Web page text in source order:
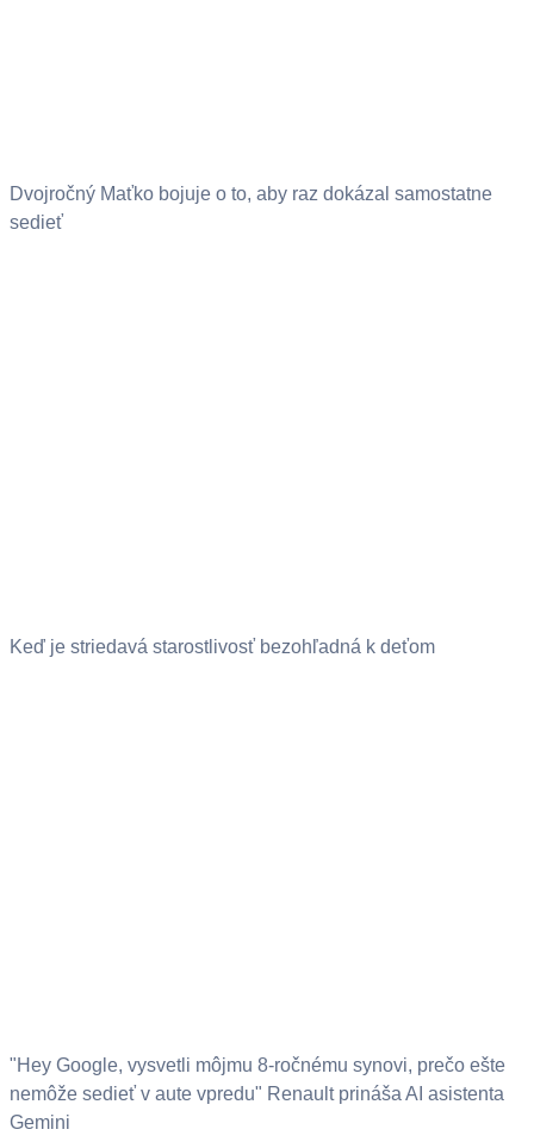
Dvojročný Maťko bojuje o to, aby raz dokázal samostatne
sedieť
Keď je striedavá starostlivosť bezohľadná k deťom
"Hey Google, vysvetli môjmu 8-ročnému synovi, prečo ešte
nemôže sedieť v aute vpredu" Renault prináša AI asistenta
Gemini